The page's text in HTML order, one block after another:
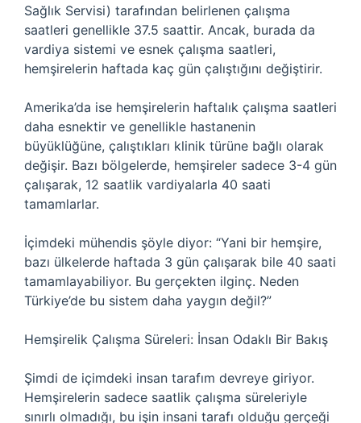
Sağlık Servisi) tarafından belirlenen çalışma
saatleri genellikle 37.5 saattir. Ancak, burada da
vardiya sistemi ve esnek çalışma saatleri,
hemşirelerin haftada kaç gün çalıştığını değiştirir.
Amerika’da ise hemşirelerin haftalık çalışma saatleri
daha esnektir ve genellikle hastanenin
büyüklüğüne, çalıştıkları klinik türüne bağlı olarak
değişir. Bazı bölgelerde, hemşireler sadece 3-4 gün
çalışarak, 12 saatlik vardiyalarla 40 saati
tamamlarlar.
İçimdeki mühendis şöyle diyor: “Yani bir hemşire,
bazı ülkelerde haftada 3 gün çalışarak bile 40 saati
tamamlayabiliyor. Bu gerçekten ilginç. Neden
Türkiye’de bu sistem daha yaygın değil?”
Hemşirelik Çalışma Süreleri: İnsan Odaklı Bir Bakış
Şimdi de içimdeki insan tarafım devreye giriyor.
Hemşirelerin sadece saatlik çalışma süreleriyle
sınırlı olmadığı, bu işin insani tarafı olduğu gerçeği